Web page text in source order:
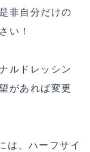
非自分だけの
い！
ルドレッシン
があれば変更
は、ハーフサイ